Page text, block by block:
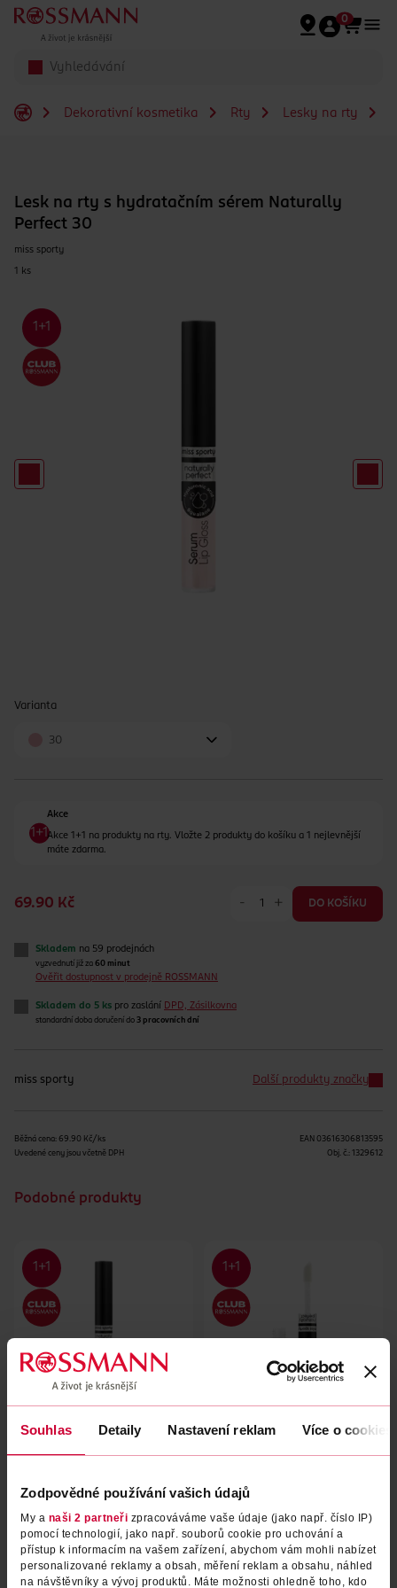
Souhlas Detaily Nastavení reklam Více o cookies
Zodpovědné používání vašich údajů
My a naši 2 partneři zpracováváme vaše údaje (jako např. číslo IP)
pomocí technologií, jako např. souborů cookie pro uchování a
přístup k informacím na vašem zařízení, abychom vám mohli nabízet
personalizované reklamy a obsah, měření reklam a obsahu, náhled
na návštěvníky a vývoj produktů. Máte možnosti ohledně toho, kdo
Přeskočit na hlavmní obsah
0
Dekorativní kosmetika Rty Lesky na rty
Lesk na rty s hydratačním sérem Naturally
Perfect 30
miss sporty
1 ks
Varianta
30
Akce
Akce 1+1 na produkty na rty. Vložte 2 produkty do košíku a 1 nejlevnější
máte zdarma.
69.90 Kč - + DO KOŠÍKU
Skladem na 59 prodejnách
vyzvednutí již za 60 minut
Ověřit dostupnost v prodejně ROSSMANN
Skladem do 5 ks pro zaslání DPD, Zásilkovna
standardní doba doručení do 3 pracovních dní
miss sporty Další produkty značky
Běžná cena: 69.90 Kč/ks
Uvedené ceny jsou včetně DPH
EAN 03616306813595
Obj. č.: 1329612
Podobné produkty
Lesk na rty s hydratačním
sérem Naturally Perfect 50
DO KOŠÍKU
Obj. č.: 1329636
Lesk na rty s hydratačním
sérem Naturally Perfect 10
DO KOŠÍKU
Obj. č.: 1370539